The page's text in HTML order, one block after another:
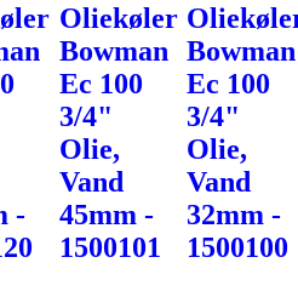
-
Oliekøler
Bowman
Ec 100
3/4"
Olie,
Vand
45mm -
1500101
Bowman
Ec 100
3/4"
Olie,
Vand
32mm -
1500100